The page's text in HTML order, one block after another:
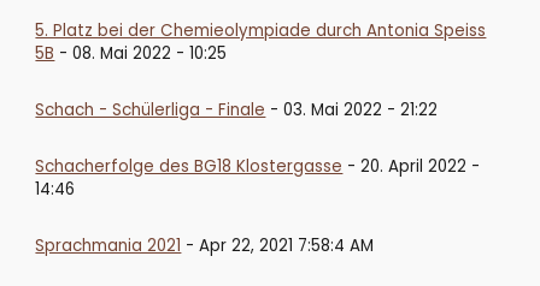
5. Platz bei der Chemieolympiade durch Antonia Speiss
5B - 08. Mai 2022 - 10:25
Schach - Schülerliga - Finale - 03. Mai 2022 - 21:22
Schacherfolge des BG18 Klostergasse - 20. April 2022 -
14:46
Sprachmania 2021 - Apr 22, 2021 7:58:4 AM